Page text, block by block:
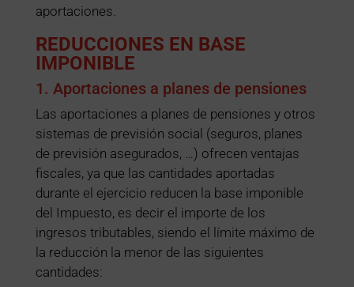
aportaciones.
REDUCCIONES EN BASE
IMPONIBLE
1. Aportaciones a planes de pensiones
Las aportaciones a planes de pensiones y otros
sistemas de previsión social (seguros, planes
de previsión asegurados, …) ofrecen ventajas
fiscales, ya que las cantidades aportadas
durante el ejercicio reducen la base imponible
del Impuesto, es decir el importe de los
ingresos tributables, siendo el límite máximo de
la reducción la menor de las siguientes
cantidades: